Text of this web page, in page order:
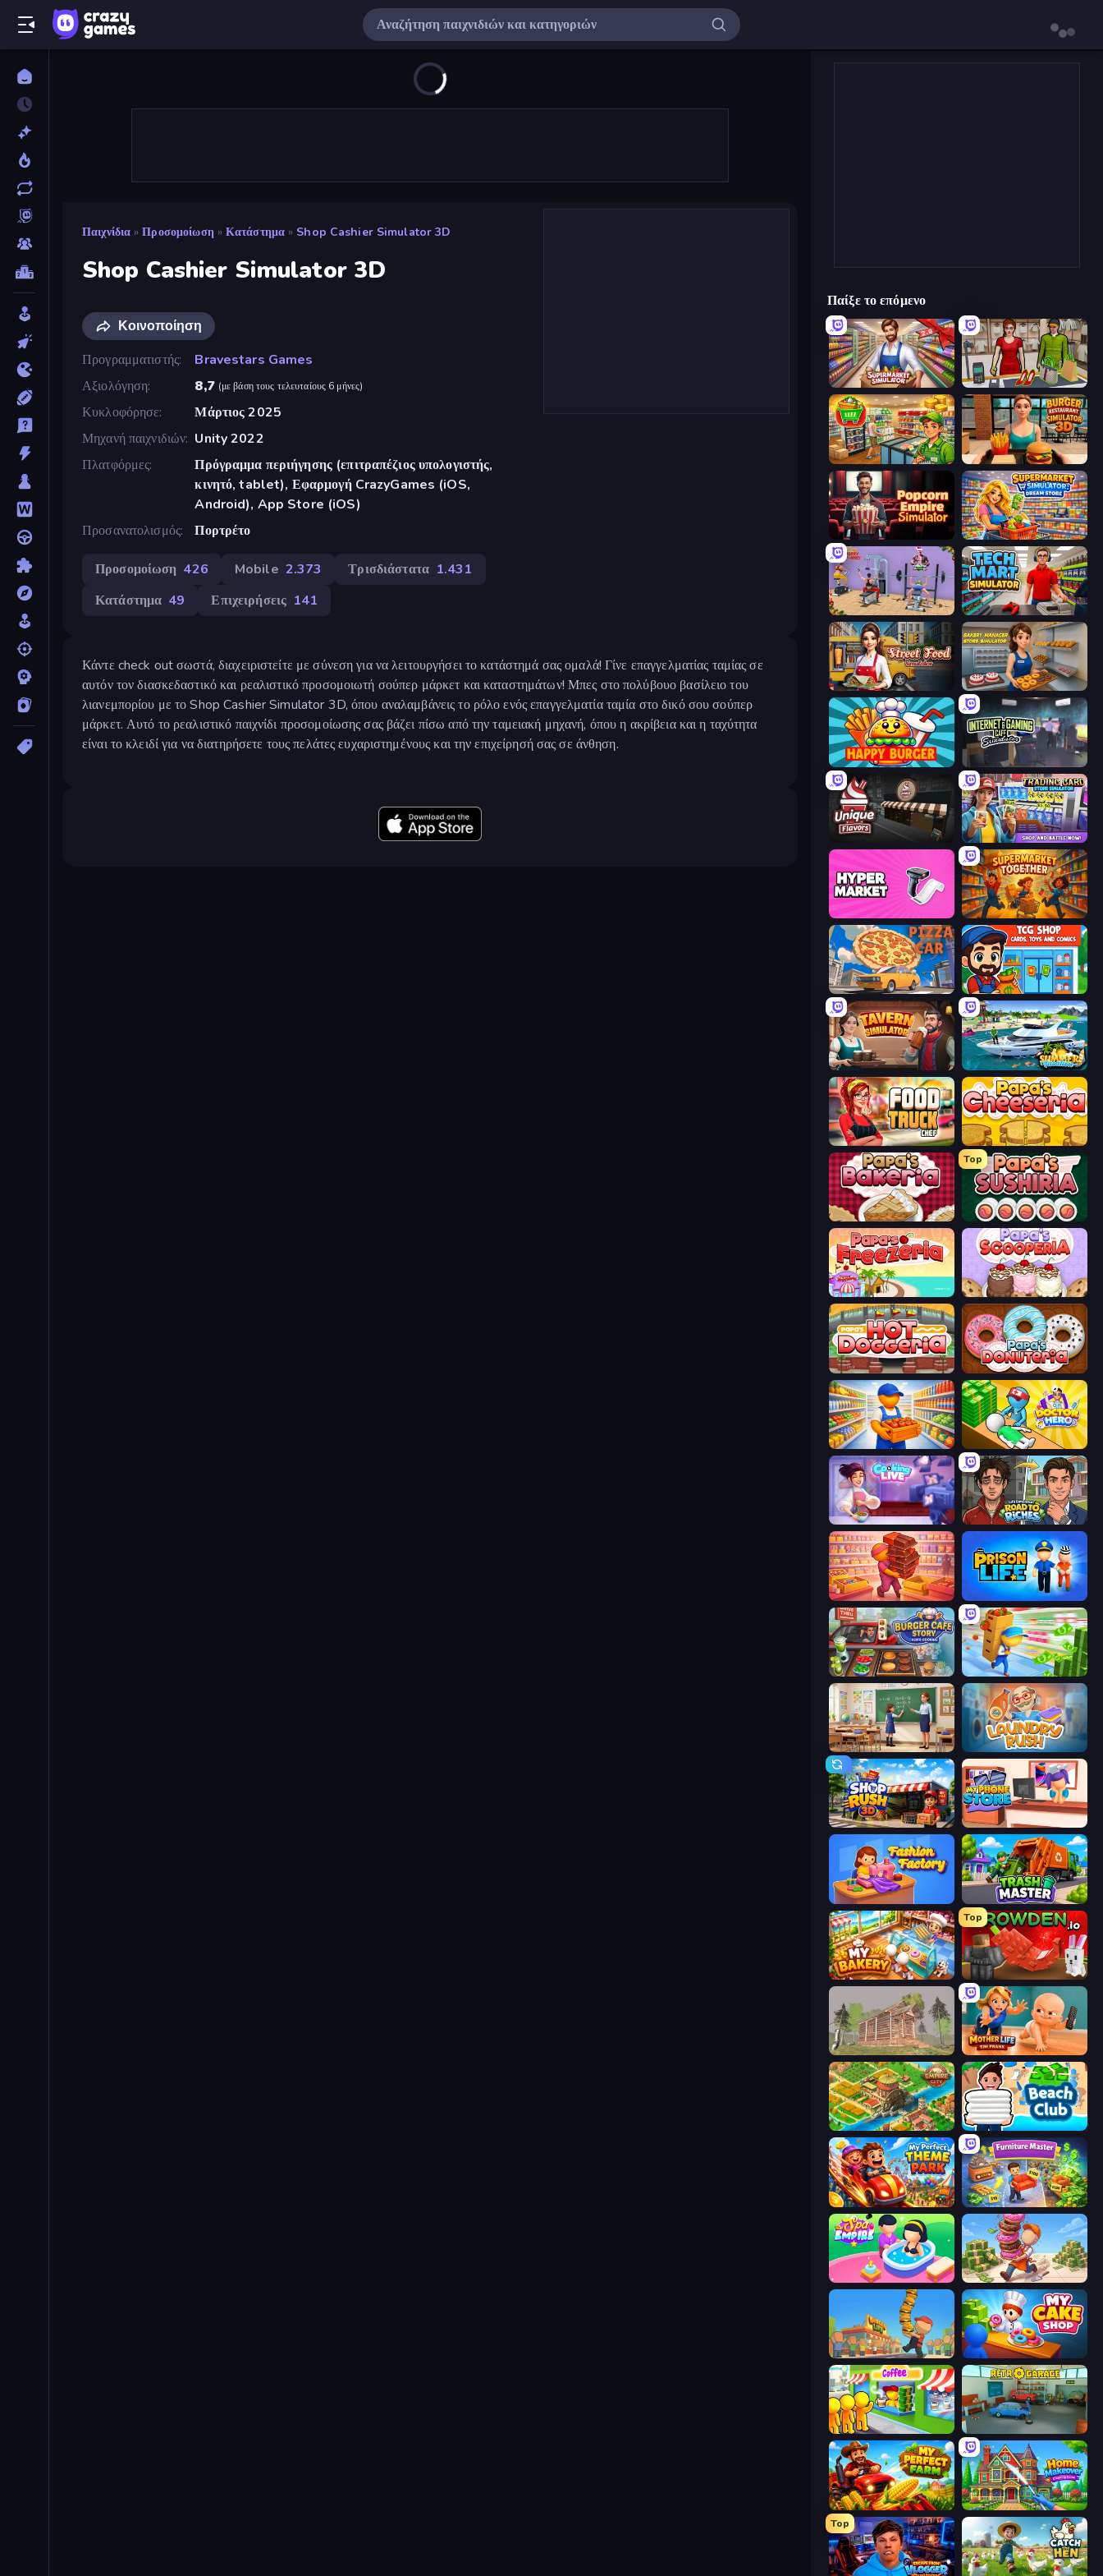
Παιχνίδια » Προσομοίωση » Κατάστημα » Shop Cashier Simulator 3D
Shop Cashier Simulator 3D
Κοινοποίηση
Προγραμματιστής
Bravestars Games
Αξιολόγηση
8,7 (με βάση τους τελευταίους 6 μήνες)
Κυκλοφόρησε
Μάρτιος 2025
Μηχανή παιχνιδιών Unity 2022
Πλατφόρμες
Πρόγραμμα περιήγησης (επιτραπέζιος υπολογιστής,
κινητό, tablet), Εφαρμογή CrazyGames (iOS,
Android), App Store (iOS)
Προσανατολισμός
Πορτρέτο
Προσομοίωση 426 Mobile 2.373 Τρισδιάστατα 1.431
Κατάστημα 49 Επιχειρήσεις 141
Κάντε check out σωστά, διαχειριστείτε με σύνεση για να λειτουργήσει το κατάστημά σας ομαλά! Γίνε επαγγελματίας ταμίας σε
αυτόν τον διασκεδαστικό και ρεαλιστικό προσομοιωτή σούπερ μάρκετ και καταστημάτων! Μπες στο πολύβουο βασίλειο του
λιανεμπορίου με το Shop Cashier Simulator 3D, όπου αναλαμβάνεις το ρόλο ενός επαγγελματία ταμία στο δικό σου σούπερ
μάρκετ. Αυτό το ρεαλιστικό παιχνίδι προσομοίωσης σας βάζει πίσω από την ταμειακή μηχανή, όπου η ακρίβεια και η ταχύτητα
είναι το κλειδί για να διατηρήσετε τους πελάτες ευχαριστημένους και την επιχείρησή σας σε άνθηση.
Παίξε το επόμενο
Supermarket Simulator: Store Manager Shop Master 3D
Supermarket Simulator: Desert
Supermarket Simulator: Dream Store
Gym Simulator 2024 Tech Mart Simulator
Street Food Simulator Bakery Manager: Store Simulator
Happy Burger
Unique Flavors Trading Card Store Simulator
Hypermarket 3D Supermarket Together
Pizza Car TCG Shop: Cards, Toys and Comics
Tavern Simulator Summer Vacation
Food Truck Chef™: A Fun Cooking Game Papa's Cheeseria
Papa's Bakeria
Top
Papa's Sushiria
Papa's Freezeria Papa's Scooperia
Papa's Hot Doggeria Papa's Donuteria
Supermarket Manager Doctor Hero
Cooking Live Life Simulator: Road to Riches
Candy Packing Store Prison Life
Burger Cafe Story ASMR Cooking Supermarket Empire
High School Teacher Simulator Laundry Rush
Shop Rush 3D My Phone Store
Fashion Factory Trash Master
My bakery
Top
Grow A Garden | Growden.io
Survive In The Forest Mother Life Simulator: Prank
Empire City Beach Club
My Perfect Theme Park Furniture Master: Idle Tycoon
Spa Empire Donut Place
Burger Life My Cake Shop
Coffee Idle Retro Garage
My Perfect Farm Home Makeover Cleaning Game
Top